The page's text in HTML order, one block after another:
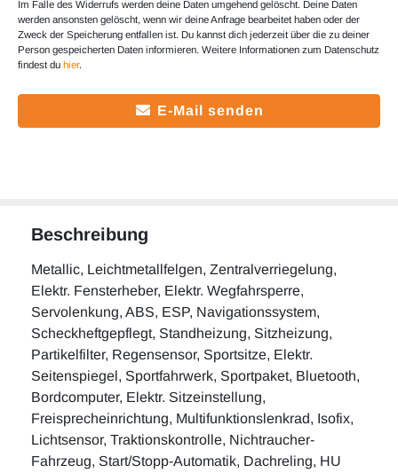
Im Falle des Widerrufs werden deine Daten umgehend gelöscht. Deine Daten
werden ansonsten gelöscht, wenn wir deine Anfrage bearbeitet haben oder der
Zweck der Speicherung entfallen ist. Du kannst dich jederzeit über die zu deiner
Person gespeicherten Daten informieren. Weitere Informationen zum Datenschutz
findest du hier.
E-Mail senden
Beschreibung
Metallic, Leichtmetallfelgen, Zentralverriegelung,
Elektr. Fensterheber, Elektr. Wegfahrsperre,
Servolenkung, ABS, ESP, Navigationssystem,
Scheckheftgepflegt, Standheizung, Sitzheizung,
Partikelfilter, Regensensor, Sportsitze, Elektr.
Seitenspiegel, Sportfahrwerk, Sportpaket, Bluetooth,
Bordcomputer, Elektr. Sitzeinstellung,
Freisprecheinrichtung, Multifunktionslenkrad, Isofix,
Lichtsensor, Traktionskontrolle, Nichtraucher-
Fahrzeug, Start/Stopp-Automatik, Dachreling, HU